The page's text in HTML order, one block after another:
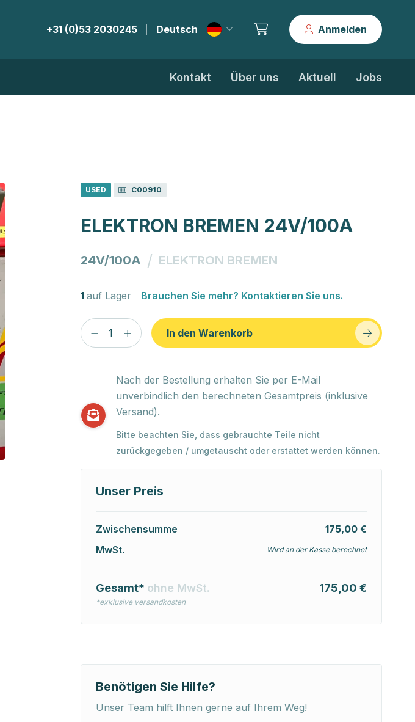
+31 (0)53 2030245 | Deutsch Anmelden
Kontakt Über uns Aktuell Jobs
USED C00910
ELEKTRON BREMEN 24V/100A
24V/100A / ELEKTRON BREMEN
1 auf Lager Brauchen Sie mehr? Kontaktieren Sie uns.
In den Warenkorb
Nach der Bestellung erhalten Sie per E-Mail
unverbindlich den berechneten Gesamtpreis (inklusive
Versand).
Bitte beachten Sie, dass gebrauchte Teile nicht
zurückgegeben / umgetauscht oder erstattet werden können.
Unser Preis
Zwischensumme
175,00 €
MwSt.
Wird an der Kasse berechnet
Gesamt* ohne MwSt.
*exklusive versandkosten
175,00 €
Benötigen Sie Hilfe?
Unser Team hilft Ihnen gerne auf Ihrem Weg!